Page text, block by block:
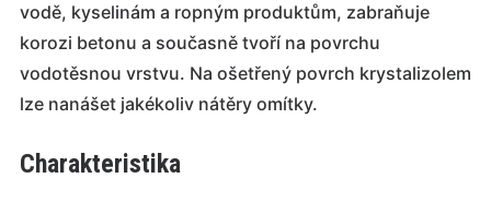
vodě, kyselinám a ropným produktům, zabraňuje
korozi betonu a současně tvoří na povrchu
vodotěsnou vrstvu. Na ošetřený povrch krystalizolem
lze nanášet jakékoliv nátěry omítky.
Charakteristika